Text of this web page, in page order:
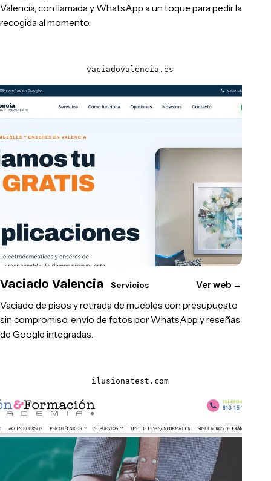
Valencia, con llamada y WhatsApp a un toque para pedir la
recogida al momento.
vaciadovalencia.es
Vaciado Valencia Servicios Ver web →
Vaciado de pisos y retirada de muebles con presupuesto
sin compromiso, envío de fotos por WhatsApp y reseñas
de Google integradas.
ilusionatest.com